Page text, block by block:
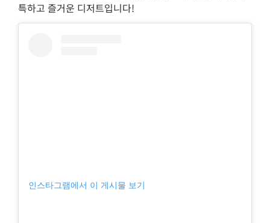
특하고 즐거운 디저트입니다!
인스타그램에서 이 게시물 보기